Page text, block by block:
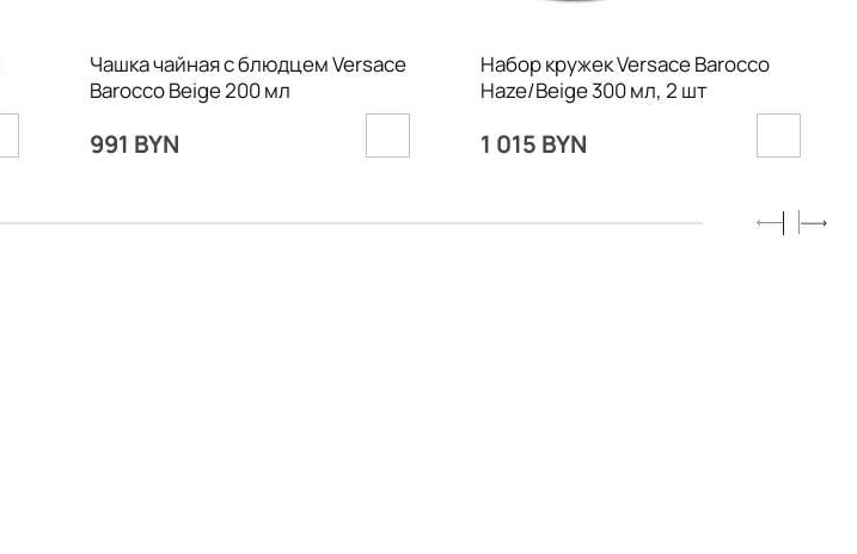
Чашка чайная с блюдцем Versace
Barocco Beige 200 мл
991 BYN
Набор кружек Versace Barocco
Haze/Beige 300 мл, 2 шт
1 015 BYN